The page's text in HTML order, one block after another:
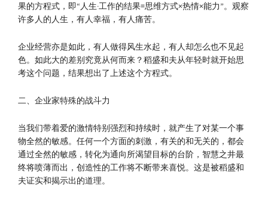
果的方程式，即“人生·工作的结果=思维方式×热情×能力”。观察
许多人的人生，有人幸福，有人痛苦。
企业经营亦是如此，有人做得风生水起，有人却怎么也不见起
色。如此大的差别究竟从何而来？稻盛和夫从年轻时就开始思
考这个问题，结果想出了上述这个方程式。
二、企业家特殊的战斗力
当我们带着爱的激情特别强烈和持续时，就产生了对某一个事
物全然的敏感。任何一个方面的刺激，有关的和无关的，都会
通过全然的敏感，转化为通向所渴望目标的台阶，智慧之井最
终将喷薄而出，创造性的工作将不断带来喜悦。这是被稻盛和
夫证实和揭示出的道理。